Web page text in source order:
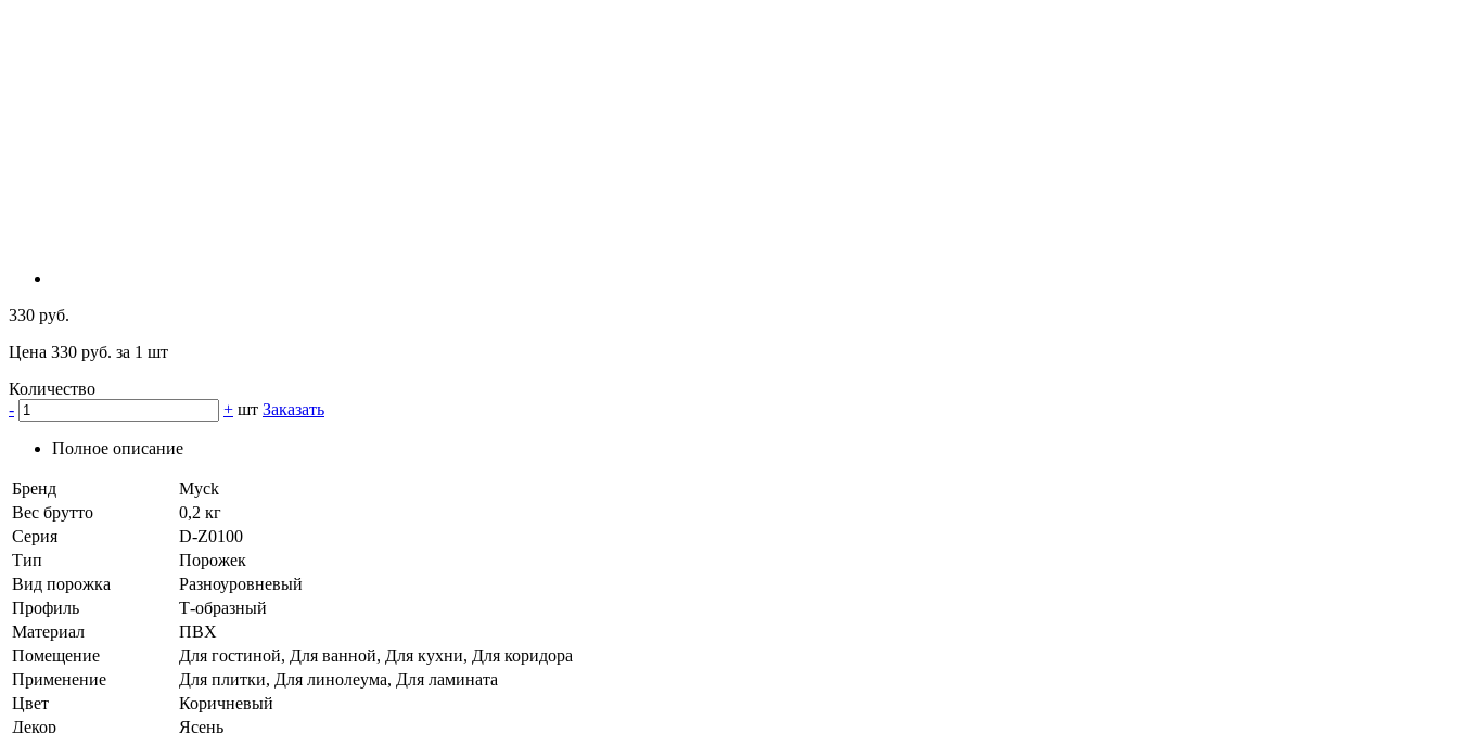
330 руб.
Цена 330 руб. за 1 шт
Количество
-
+ шт Заказать
Полное описание
Бренд
Myck
Вес брутто
0,2 кг
Серия
D-Z0100
Тип
Порожек
Вид порожка
Разноуровневый
Профиль
Т-образный
Материал
ПВХ
Помещение
Для гостиной, Для ванной, Для кухни, Для коридора
Применение
Для плитки, Для линолеума, Для ламината
Цвет
Коричневый
Декор
Ясень